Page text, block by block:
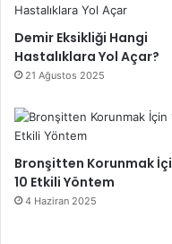
Demir Eksikliği Hangi
Hastalıklara Yol Açar?
21 Ağustos 2025
Bronşitten Korunmak
10 Etkili Yöntem
4 Haziran 2025